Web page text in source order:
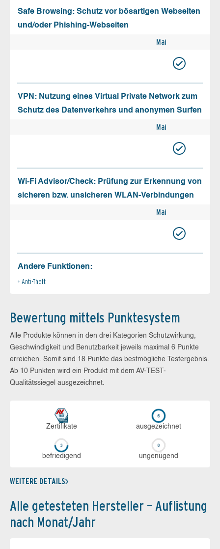
Safe Browsing: Schutz vor bösartigen Webseiten
und/oder Phishing-Webseiten
Mai
VPN: Nutzung eines Virtual Private Network zum
Schutz des Datenverkehrs und anonymen Surfen
Mai
Wi-Fi Advisor/Check: Prüfung zur Erkennung von
sicheren bzw. unsicheren WLAN-Verbindungen
Mai
Andere Funktionen:
Anti-Theft
Bewertung mittels Punktesystem
Alle Produkte können in den drei Kategorien Schutzwirkung,
Geschwindigkeit und Benutzbarkeit jeweils maximal 6 Punkte
erreichen. Somit sind 18 Punkte das bestmögliche Testergebnis.
Ab 10 Punkten wird ein Produkt mit dem AV-TEST-
Qualitätssiegel ausgezeichnet.
Zerti­fikate aus­ge­zeich­net
be­frie­di­gend un­ge­nü­gend
WEITERE DETAILS
Alle getesteten Hersteller – Auflistung
nach Monat/Jahr